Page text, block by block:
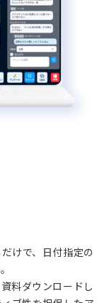
けで、日付指定の
料ダウンロードし